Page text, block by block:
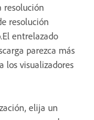
resolución
resolución
entrelazado
parezca más
los visualizadores
elija un